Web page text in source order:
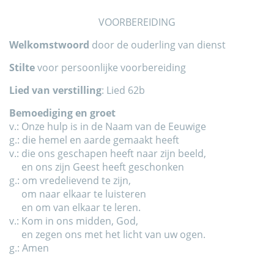
VOORBEREIDING
Welkomstwoord door de ouderling van dienst
Stiltevoor persoonlijke voorbereiding
Lied van verstilling: Lied 62b
Bemoediging en groet
v.: Onze hulp is in de Naam van de Eeuwige
g.: die hemel en aarde gemaakt heeft
v.: die ons geschapen heeft naar zijn beeld,
en ons zijn Geest heeft geschonken
g.: om vredelievend te zijn,
om naar elkaar te luisteren
en om van elkaar te leren.
v.: Kom in ons midden, God,
en zegen ons met het licht van uw ogen.
g.: Amen